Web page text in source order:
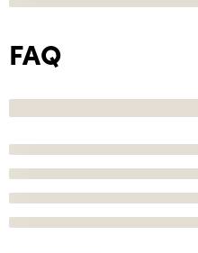
FAQ